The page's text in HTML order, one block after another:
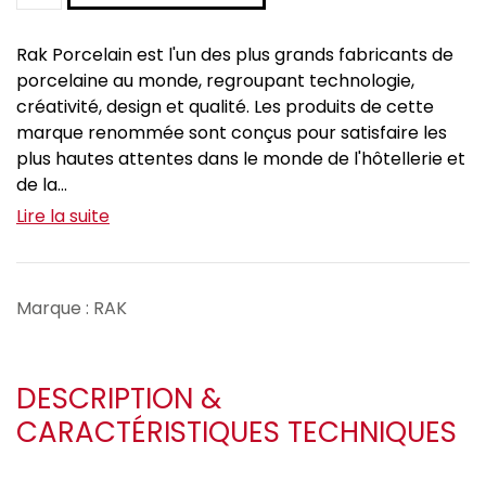
Rak Porcelain est l'un des plus grands fabricants de
porcelaine au monde, regroupant technologie,
créativité, design et qualité. Les produits de cette
marque renommée sont conçus pour satisfaire les
plus hautes attentes dans le monde de l'hôtellerie et
de la...
Lire la suite
Marque : RAK
DESCRIPTION &
CARACTÉRISTIQUES TECHNIQUES